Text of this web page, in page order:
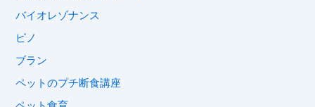
バイオレゾナンス
ピノ
ブラン
ペットのプチ断食講座